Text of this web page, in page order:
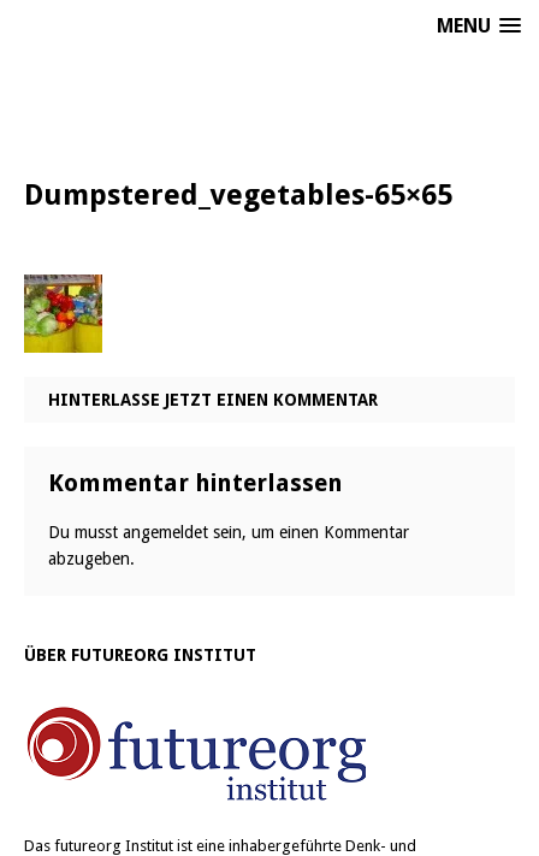
MENU
Dumpstered_vegetables-65×65
HINTERLASSE JETZT EINEN KOMMENTAR
Kommentar hinterlassen
Du musst angemeldet sein, um einen Kommentar
abzugeben.
ÜBER FUTUREORG INSTITUT
Das futureorg Institut ist eine inhabergeführte Denk- und